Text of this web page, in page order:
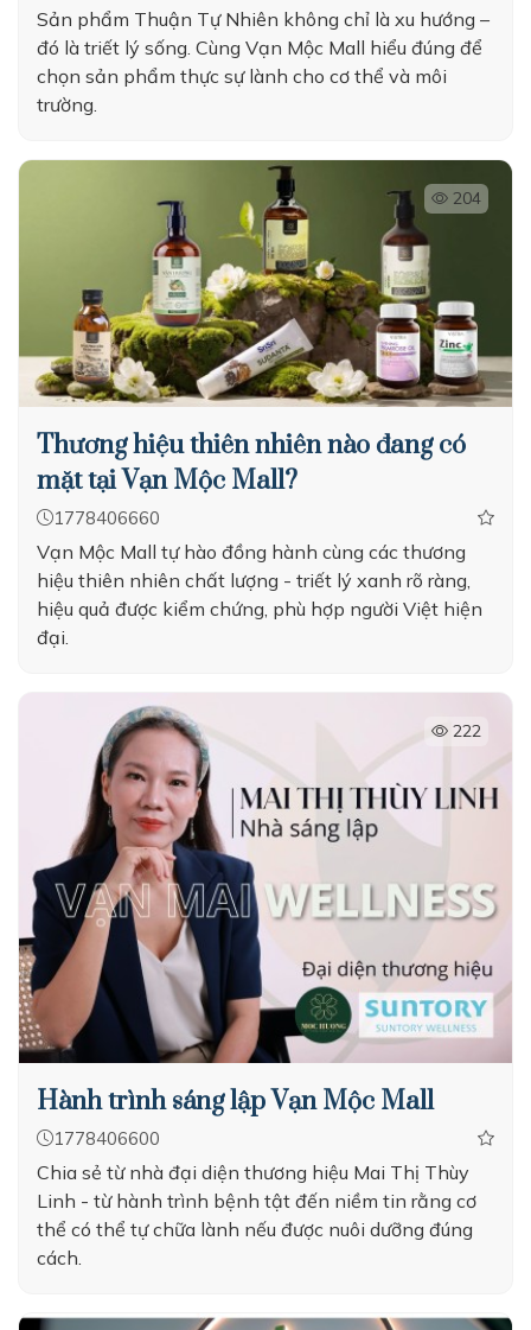
Sản phẩm Thuận Tự Nhiên không chỉ là xu hướng –
đó là triết lý sống. Cùng Vạn Mộc Mall hiểu đúng để
chọn sản phẩm thực sự lành cho cơ thể và môi
trường.
204
Thương hiệu thiên nhiên nào đang có
mặt tại Vạn Mộc Mall?
1778406660
Vạn Mộc Mall tự hào đồng hành cùng các thương
hiệu thiên nhiên chất lượng - triết lý xanh rõ ràng,
hiệu quả được kiểm chứng, phù hợp người Việt hiện
đại.
222
Hành trình sáng lập Vạn Mộc Mall
1778406600
Chia sẻ từ nhà đại diện thương hiệu Mai Thị Thùy
Linh - từ hành trình bệnh tật đến niềm tin rằng cơ
thể có thể tự chữa lành nếu được nuôi dưỡng đúng
cách.